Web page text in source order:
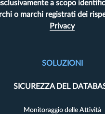
a scopo
o marchi registrati dei
Privacy
SOLUZIONI
SICUREZZA DEL
Monitoraggio delle Attività